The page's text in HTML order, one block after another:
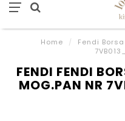
Home /
Fendi
FENDI FENDI
MOG.PAN NR